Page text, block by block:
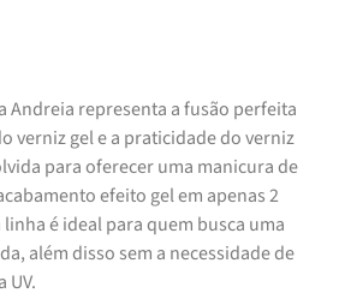
Andreia representa a fusão perfeita
verniz gel e a praticidade do verniz
para oferecer uma manicura de
efeito gel em apenas 2
é ideal para quem busca uma
além disso sem a necessidade de
UV.